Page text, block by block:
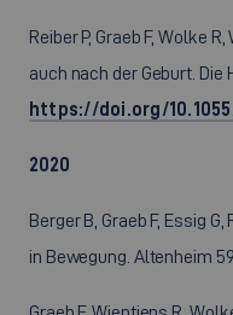
Reiber P, Graeb F, Wolke
auch nach der Geburt. Die
https://doi.org/
2020
Berger B, Graeb F, Essig
in Bewegung. Altenheim